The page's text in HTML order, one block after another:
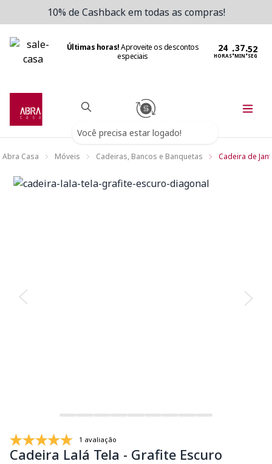
10% de Cashback em todas as compras!
Últimas horas!Aproveite os descontos
especiais
HORAS:MIN:SEG
Você precisa estar logado!
Abra Casa Móveis Cadeiras, Bancos e Banquetas Cadeira de
1 avaliação
Cadeira Lalá Tela - Grafite Escuro